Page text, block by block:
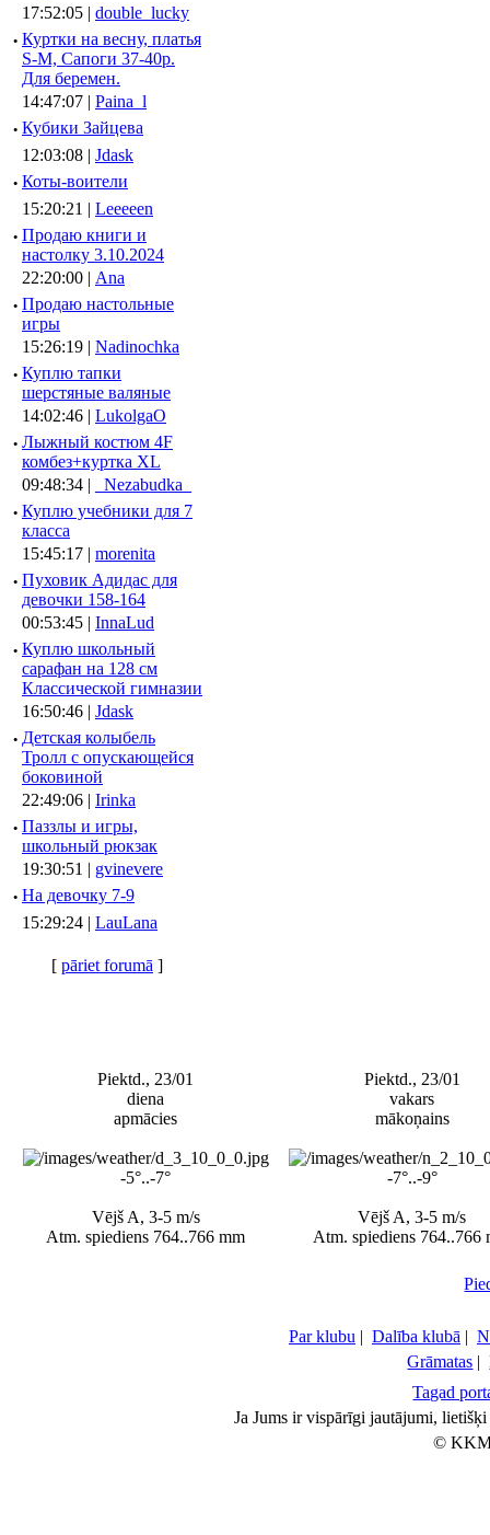
17:52:05 | double_lucky
· Куртки на весну, платья
S-M, Сапоги 37-40р.
Для беремен.
14:47:07 | Paina_l
· Кубики Зайцева
12:03:08 | Jdask
· Коты-воители
15:20:21 | Leeeeen
· Продаю книги и
настолку 3.10.2024
22:20:00 | Ana
· Продаю настольные
игры
15:26:19 | Nadinochka
· Куплю тапки
шерстяные валяные
14:02:46 | LukolgaO
· Лыжный костюм 4F
комбез+куртка XL
09:48:34 |
_Nezabudka_
· Куплю учебники для 7
класса
15:45:17 | morenita
· Пуховик Адидас для
девочки 158-164
00:53:45 | InnaLud
· Куплю школьный
сарафан на 128 см
Классической гимназии
16:50:46 | Jdask
· Детская колыбель
Тролл с опускающейся
боковиной
22:49:06 | Irinka
· Паззлы и игры,
школьный рюкзак
19:30:51 | gvinevere
· Hа девочку 7-9
15:29:24 | LauLana
[ pāriet forumā ]
Piektd., 23/01
diena
apmācies
-5°..-7°
Vējš A, 3-5 m/s
Atm. spiediens 764..766 mm
Piektd., 23/01
vakars
mākoņains
-7°..-9°
Vējš A, 3-5 m/s
Atm. spiediens 764..766
Par klubu | Dalība klubā |
Grāmatas |
Tagad
Ja Jums ir vispārīgi jautājumi,
©